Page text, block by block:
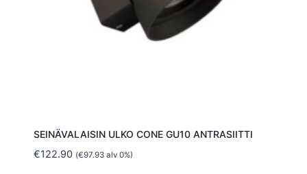
SEINÄVALAISIN ULKO CONE GU10 ANTRASIITTI
€122.90 (€97.93alv 0%)